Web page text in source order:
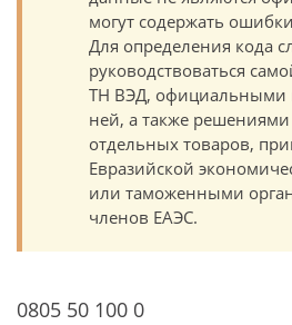
могут содержать
Для определения кода
руководствоваться
ТН ВЭД, официальными
ней, а также
отдельных товаров,
Евразийской
или таможенными
членов ЕАЭС.
0805 50 100 0